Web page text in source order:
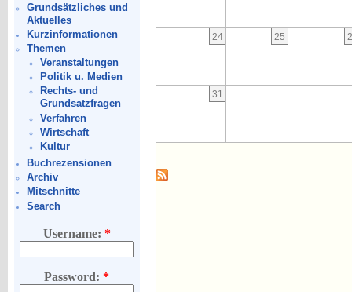
Grundsätzliches und
Aktuelles
Kurzinformationen
Themen
Veranstaltungen
Politik u. Medien
Rechts- und
Grundsatzfragen
Verfahren
Wirtschaft
Kultur
Buchrezensionen
Archiv
Mitschnitte
Search
Username: *
Password:*
24 25
31